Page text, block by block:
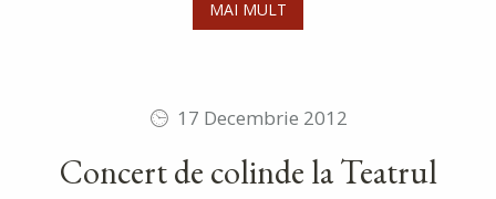
MAI MULT
17 Decembrie 2012
Concert de colinde la Teatrul